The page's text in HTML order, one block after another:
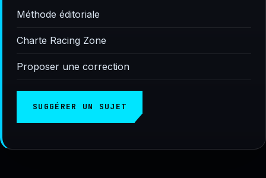
Méthode éditoriale
Charte Racing Zone
Proposer une correction
SUGGÉRER UN SUJET